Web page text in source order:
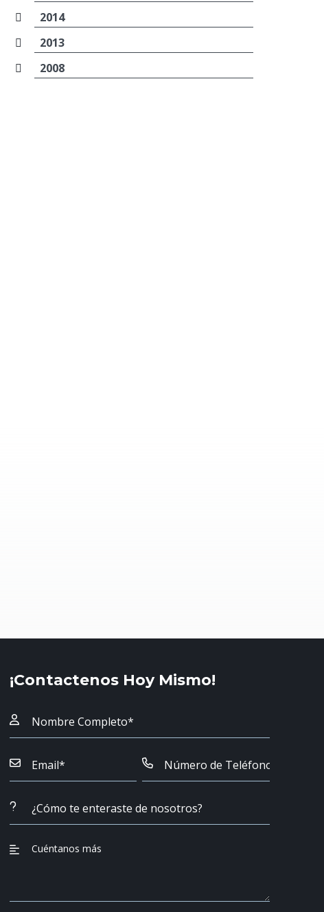
2014
2013
2008
¡Contactenos Hoy Mismo!